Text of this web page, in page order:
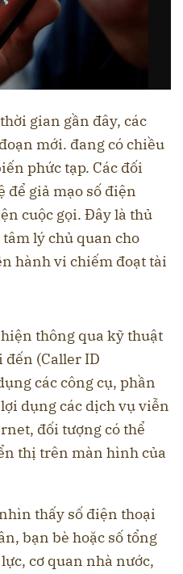
gian gần đây, các
mới. đang có chiều
phức tạp. Các đối
để giả mạo số điện
cuộc gọi. Đây là thủ
lý chủ quan cho
hành vi chiếm đoạt tài
thông qua kỹ thuật
đến (Caller ID
các công cụ, phần
dụng các dịch vụ viễn
đối tượng có thể
thị trên màn hình của
thấy số điện thoại
bạn bè hoặc số tổng
cơ quan nhà nước,